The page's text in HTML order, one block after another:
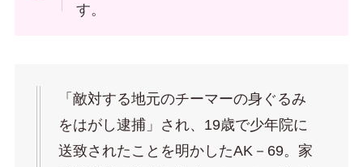
す。
「敵対する地元のチーマーの身ぐるみ
をはがし逮捕」され、19歳で少年院に
送致されたことを明かしたAK－69。家